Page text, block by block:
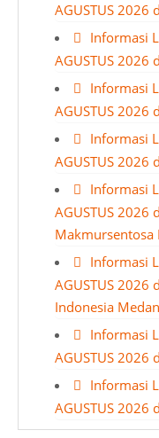
AGUSTUS 2026
Informasi
AGUSTUS 2026
Informasi
AGUSTUS 2026
Informasi
AGUSTUS 2026
Informasi
AGUSTUS 2026
Makmursentosa
Informasi
AGUSTUS 2026
Indonesia Medan
Informasi
AGUSTUS 2026
Informasi
AGUSTUS 2026